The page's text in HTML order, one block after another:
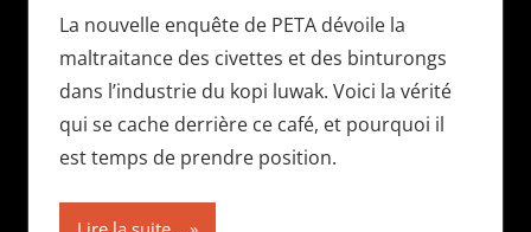
La nouvelle enquête de PETA dévoile la
maltraitance des civettes et des binturongs
dans l’industrie du kopi luwak. Voici la vérité
qui se cache derrière ce café, et pourquoi il
est temps de prendre position.